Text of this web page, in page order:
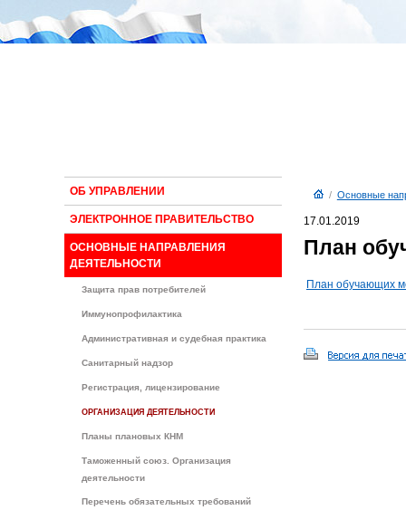
ОБ УПРАВЛЕНИИ
ЭЛЕКТРОННОЕ ПРАВИТЕЛЬСТВО
ОСНОВНЫЕ НАПРАВЛЕНИЯ
ДЕЯТЕЛЬНОСТИ
Защита прав потребителей
Иммунопрофилактика
Административная и судебная практика
Санитарный надзор
Регистрация, лицензирование
ОРГАНИЗАЦИЯ ДЕЯТЕЛЬНОСТИ
Планы плановых КНМ
Таможенный союз. Организация
деятельности
Перечень обязательных требований
/ Основные
17.01.2019
План
План обучающих